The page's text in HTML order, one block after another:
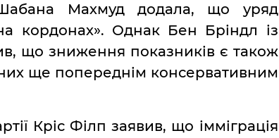
Махмуд додала, що уряд
кордонах». Однак Бен Бріндл із
що зниження показників є також
ще попереднім консервативним
Кріс Філп заявив, що імміграція